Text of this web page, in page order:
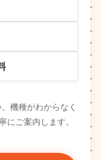
機種がわからなく
にご案内します。